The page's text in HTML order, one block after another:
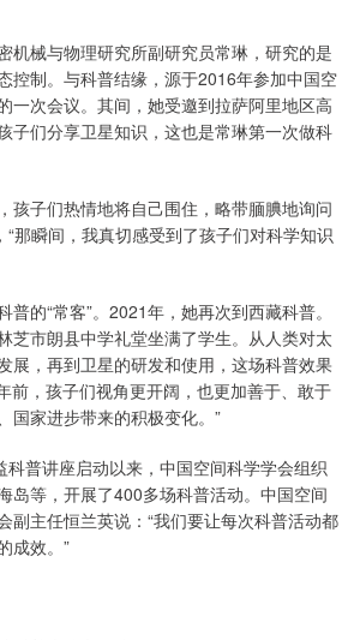
机械与物理研究所副研究员常琳，研究的是
控制。与科普结缘，源于2016年参加中国空
一次会议。其间，她受邀到拉萨阿里地区高
子们分享卫星知识，这也是常琳第一次做科
孩子们热情地将自己围住，略带腼腆地询问
“那瞬间，我真切感受到了孩子们对科学知识
的“常客”。2021年，她再次到西藏科普。
芝市朗县中学礼堂坐满了学生。从人类对太
展，再到卫星的研发和使用，这场科普效果
前，孩子们视角更开阔，也更加善于、敢于
国家进步带来的积极变化。”
科普讲座启动以来，中国空间科学学会组织
岛等，开展了400多场科普活动。中国空间
副主任恒兰英说：“我们要让每次科普活动都
成效。”